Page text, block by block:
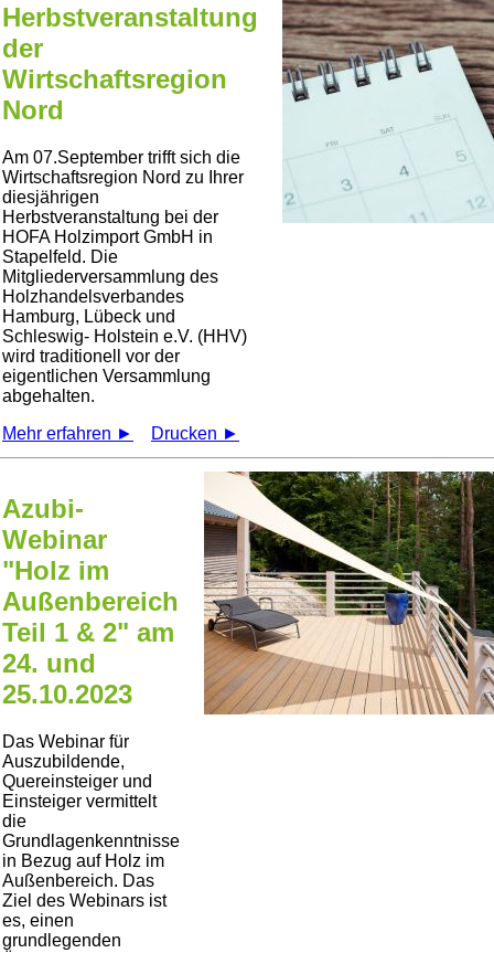
Herbstveranstaltung
der
Wirtschaftsregion
Nord
Am 07.September trifft sich die
Wirtschaftsregion Nord zu Ihrer
diesjährigen
Herbstveranstaltung bei der
HOFA Holzimport GmbH in
Stapelfeld. Die
Mitgliederversammlung des
Holzhandelsverbandes
Hamburg, Lübeck und
Schleswig- Holstein e.V. (HHV)
wird traditionell vor der
eigentlichen Versammlung
abgehalten.
Mehr erfahren ►
Drucken ►
Azubi-
Webinar
"Holz im
Außenbereich
Teil 1 & 2" am
24. und
25.10.2023
Das Webinar für
Auszubildende,
Quereinsteiger und
Einsteiger vermittelt
die
Grundlagenkenntnisse
in Bezug auf Holz im
Außenbereich. Das
Ziel des Webinars ist
es, einen
grundlegenden